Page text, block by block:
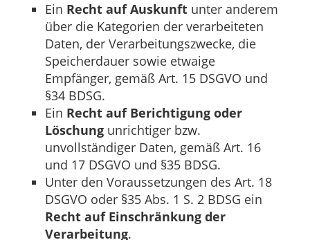
Ein Recht auf Auskunft unter anderem
über die Kategorien der verarbeiteten
Daten, der Verarbeitungszwecke, die
Speicherdauer sowie etwaige
Empfänger, gemäß Art. 15 DSGVO und
§34 BDSG.
Ein Recht auf Berichtigung oder
Löschung unrichtiger bzw.
unvollständiger Daten, gemäß Art. 16
und 17 DSGVO und §35 BDSG.
Unter den Voraussetzungen des Art. 18
DSGVO oder §35 Abs. 1 S. 2 BDSG ein
Recht auf Einschränkung der
Verarbeitung.